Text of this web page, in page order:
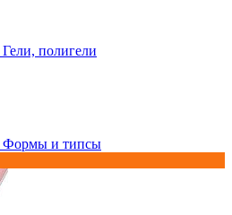
Гели, полигели
Формы и типсы